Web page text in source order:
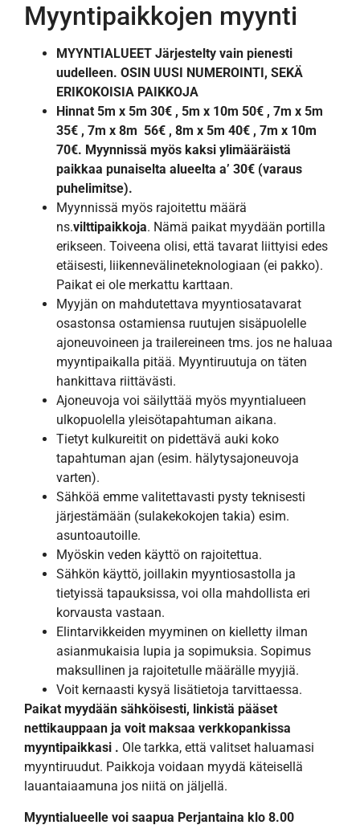
Myyntipaikkojen myynti
MYYNTIALUEET Järjestelty vain pienesti
uudelleen. OSIN UUSI NUMEROINTI, SEKÄ
ERIKOKOISIA PAIKKOJA
Hinnat 5m x 5m 30€ , 5m x 10m 50€ , 7m x 5m
35€ , 7m x 8m 56€ , 8m x 5m 40€ , 7m x 10m
70€. Myynnissä myös kaksi ylimääräistä
paikkaa punaiselta alueelta a’ 30€ (varaus
puhelimitse).
Myynnissä myös rajoitettu määrä
ns.vilttipaikkoja. Nämä paikat myydään portilla
erikseen. Toiveena olisi, että tavarat liittyisi edes
etäisesti, liikennevälineteknologiaan (ei pakko).
Paikat ei ole merkattu karttaan.
Myyjän on mahdutettava myyntiosatavarat
osastonsa ostamiensa ruutujen sisäpuolelle
ajoneuvoineen ja trailereineen tms. jos ne haluaa
myyntipaikalla pitää. Myyntiruutuja on täten
hankittava riittävästi.
Ajoneuvoja voi säilyttää myös myyntialueen
ulkopuolella yleisötapahtuman aikana.
Tietyt kulkureitit on pidettävä auki koko
tapahtuman ajan (esim. hälytysajoneuvoja
varten).
Sähköä emme valitettavasti pysty teknisesti
järjestämään (sulakekokojen takia) esim.
asuntoautoille.
Myöskin veden käyttö on rajoitettua.
Sähkön käyttö, joillakin myyntiosastolla ja
tietyissä tapauksissa, voi olla mahdollista eri
korvausta vastaan.
Elintarvikkeiden myyminen on kielletty ilman
asianmukaisia lupia ja sopimuksia. Sopimus
maksullinen ja rajoitetulle määrälle myyjiä.
Voit kernaasti kysyä lisätietoja tarvittaessa.
Paikat myydään sähköisesti, linkistä pääset
nettikauppaan ja voit maksaa verkkopankissa
myyntipaikkasi . Ole tarkka, että valitset haluamasi
myyntiruudut. Paikkoja voidaan myydä käteisellä
lauantaiaamuna jos niitä on jäljellä.
Myyntialueelle voi saapua Perjantaina klo 8.00